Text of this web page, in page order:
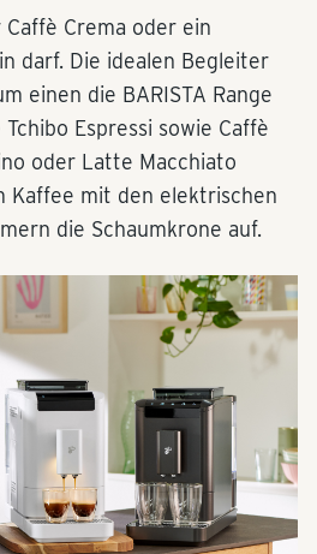
Crema oder ein
darf. Die idealen Begleiter
einen die BARISTA Range
Espressi sowie Caffè
oder Latte Macchiato
Kaffee mit den elektrischen
die Schaumkrone auf.